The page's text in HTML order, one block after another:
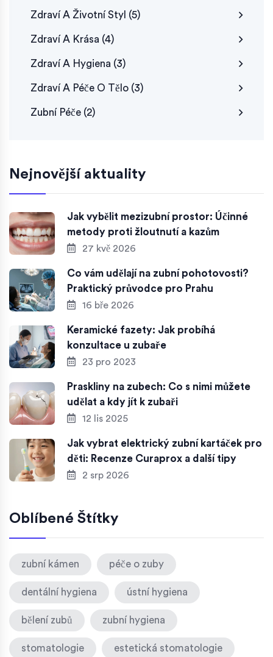
Zdraví A Životní Styl (5)
Zdraví A Krása (4)
Zdraví A Hygiena (3)
Zdraví A Péče O Tělo (3)
Zubní Péče (2)
Nejnovější aktuality
Jak vybělit mezizubní prostor: Účinné
metody proti žloutnutí a kazům
27 kvě 2026
Co vám udělají na zubní pohotovosti?
Praktický průvodce pro Prahu
16 bře 2026
Keramické fazety: Jak probíhá
konzultace u zubaře
23 pro 2023
Praskliny na zubech: Co s nimi můžete
udělat a kdy jít k zubaři
12 lis 2025
Jak vybrat elektrický zubní kartáček pro
děti: Recenze Curaprox a další tipy
2 srp 2026
Oblíbené Štítky
zubní kámen péče o zuby
dentální hygiena ústní hygiena
bělení zubů zubní hygiena
stomatologie estetická stomatologie